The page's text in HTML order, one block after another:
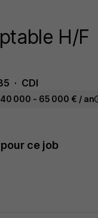
H/F
CDI
000 - 65 000 € / an
ce job